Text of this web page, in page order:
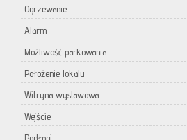
Ogrzewanie
Alarm
Możliwość parkowania
Położenie lokalu
Witryna wystawowa
Wejście